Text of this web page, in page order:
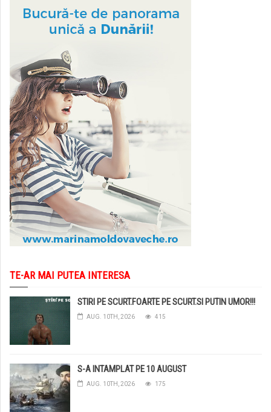
TE-AR MAI PUTEA INTERESA
STIRI PE SCURT.FOARTE PE SCURT.SI PUTIN UMOR!!!
AUG. 10TH, 2026 415
S-A INTAMPLAT PE 10 AUGUST
AUG. 10TH, 2026 175